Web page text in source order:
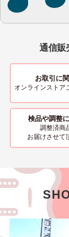
通信販
お取引に
オンラインストア
検品や調整
調整済商
お届けさせて